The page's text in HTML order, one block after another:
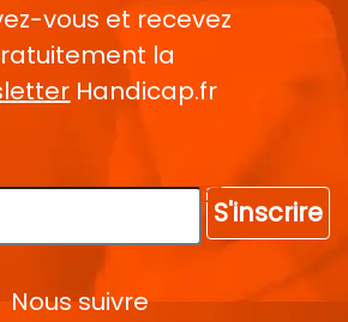
vous et recevez
la
Handicap.fr
S'inscrire
Nous suivre